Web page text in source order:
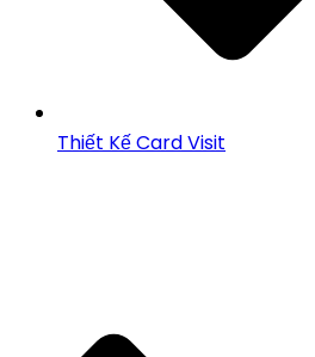
Thiết Kế Card Visit